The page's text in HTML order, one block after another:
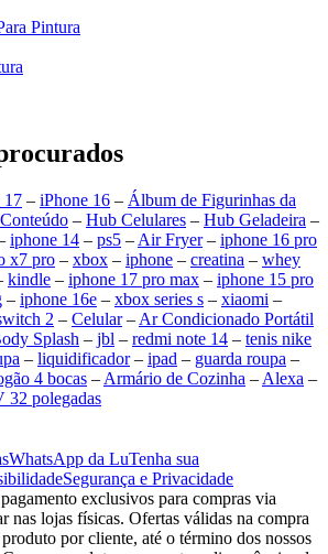
Pintura
17 – iPhone 16 – Álbum de Figurinhas da
– Hub Celulares – Hub Geladeira –
iphone 14 – ps5 – Air Fryer– iphone 16 pro
x7 pro – xbox – iphone – creatina – whey
kindle – iphone 17 pro max – iphone 15 pro
– iphone 16e – xbox series s – xiaomi –
2 – Celular– Ar Condicionado Portátil
Splash – jbl – redmi note 14 – tenis nike
– liquidificador– ipad – guarda roupa –
4 bocas – Armário de Cozinha – Alexa –
32 polegadas
WhatsApp da LuTenha sua
Segurança e Privacidade
exclusivos para compras via
nas lojas físicas. Ofertas válidas na compra
por cliente, até o término dos nossos